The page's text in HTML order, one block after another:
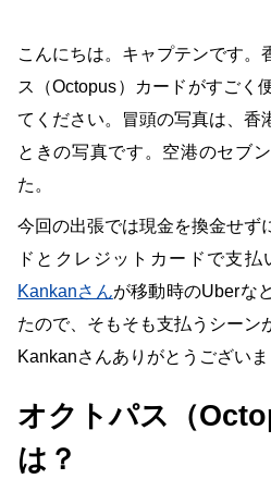
こんにちは。キャプテンです。
ス（Octopus）カードがすごく
てください。冒頭の写真は、香
ときの写真です。空港のセブ
た。
今回の出張では現金を換金せず
ドとクレジットカードで支
Kankanさんが移動時のUberな
たので、そもそも支払うシー
Kankanさんありがとうございま
オクトパス（
は？